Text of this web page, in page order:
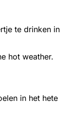
te drinken in
hot weather.
in het hete